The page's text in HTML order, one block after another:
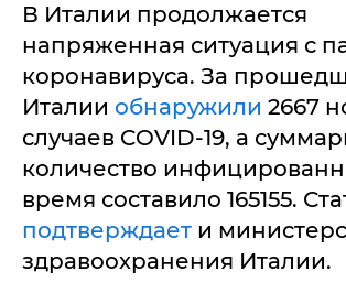
В Италии продолжается
напряженная ситуация с
коронавируса. За
Италии обнаружили 2667
случаев COVID-19, а
количество
время составило 165155.
подтверждает и
здравоохранения Италии.